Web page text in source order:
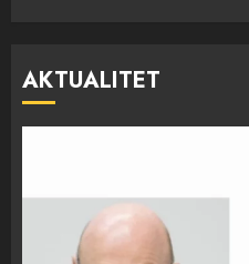
AKTUALITET